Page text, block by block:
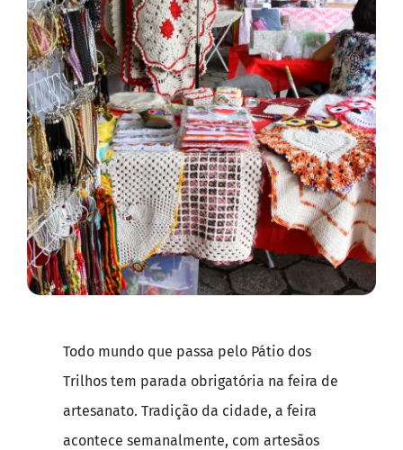
Todo mundo que passa pelo Pátio dos
Trilhos tem parada obrigatória na feira de
artesanato. Tradição da cidade, a feira
acontece semanalmente, com artesãos